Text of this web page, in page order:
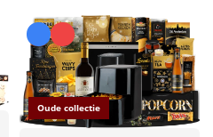
Oude collectie